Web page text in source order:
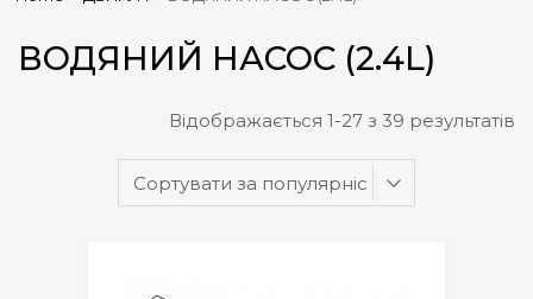
ВОДЯНИЙ НАСОС (2.4L)
Відображається 1-27 з 39 результатів